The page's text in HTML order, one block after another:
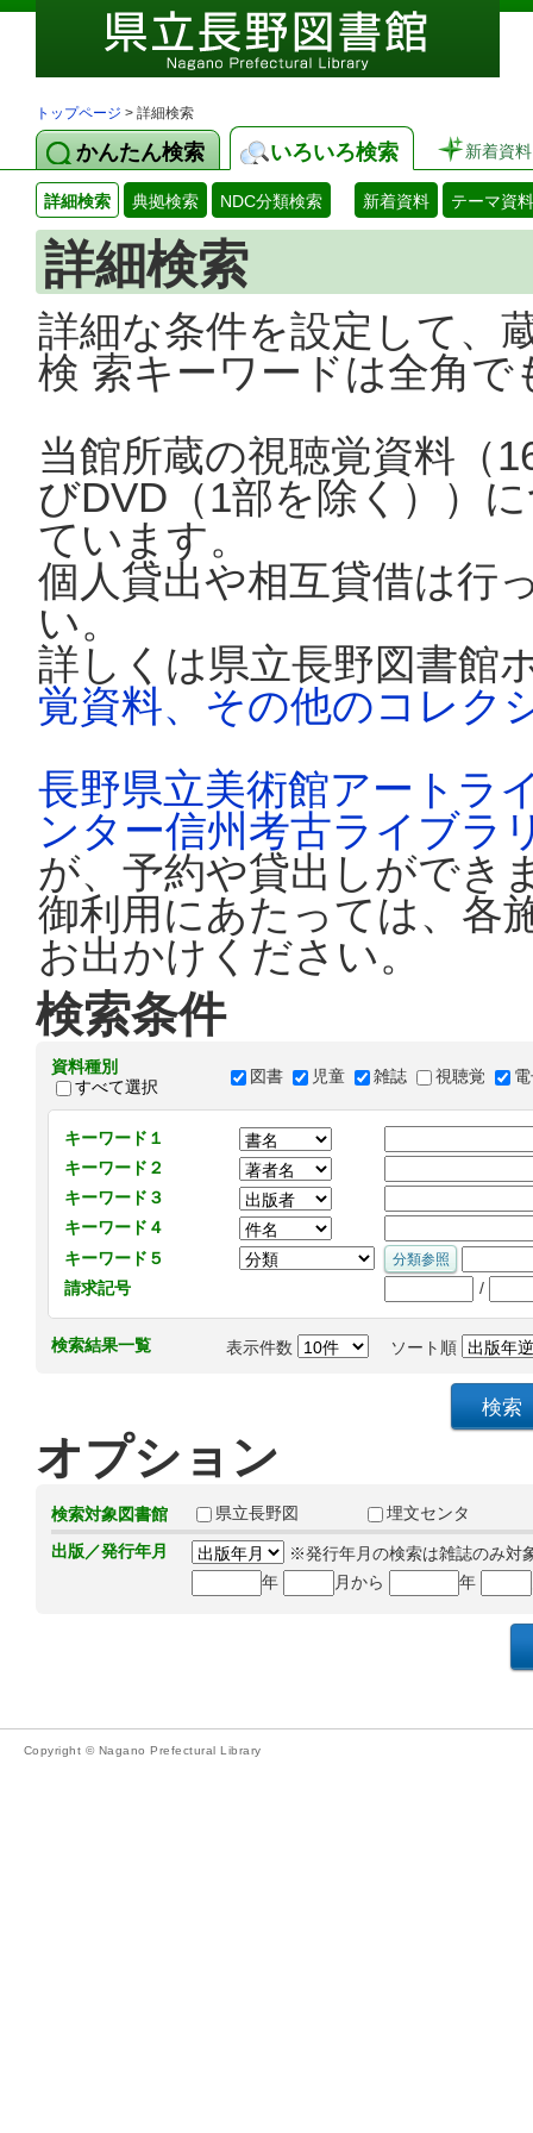
トップページ > 詳細検索
かんたん検索 いろいろ検索 新着資料
詳細検索 典拠検索 NDC分類検索 新着資料 テーマ資料
詳細検索
詳細な条件を設定して、
検 索キーワードは全角
当館所蔵の視聴覚資料（
びDVD（1部を除く））
ています。
個人貸出や相互貸借は行
い。
詳しくは県立長野図書館
覚資料、その他のコレク
長野県立美術館アートラ
ンター信州考古ライブラ
が、予約や貸出しができ
御利用にあたっては、各
お出かけください。
検索条件
資料種別
すべて選択
図書 児童 雑誌 視聴覚
キーワード１
キーワード２
キーワード３
キーワード４
キーワード５
請求記号
/
検索結果一覧 表示件数 ソート順
オプション
検索対象図書館 県立長野図
埋文センタ
出版／発行年月
※発行年月の検索は雑誌のみ対
年
月から 年
Copyright © Nagano Prefectural Library